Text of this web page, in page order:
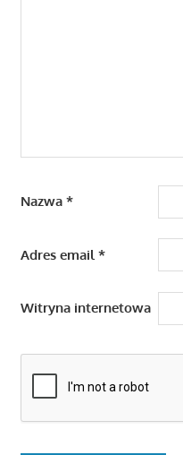
Nazwa *
Adres email *
Witryna internetowa